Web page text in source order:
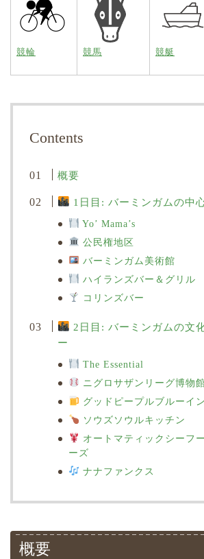
競輪 競馬 競艇
Contents
概要
1日目: バーミンガムの中
Yo’ Mama’s
公民権地区
バーミンガム美術館
ハイランズバー＆グリル
コリンズバー
2日目: バーミンガムの文
ー
The Essential
ニグロサザンリーグ博物
グッドピープルブルーイ
ソウズソウルキッチン
オートマティックシーフ
ーズ
ナナファンクス
概要